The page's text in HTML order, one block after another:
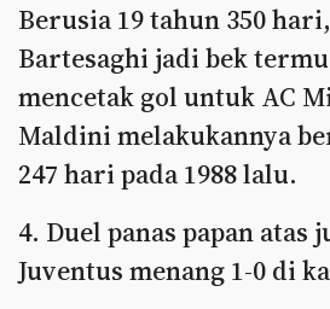
Berusia 19 tahun 350
Bartesaghi jadi bek
mencetak gol untuk AC
Maldini melakukannya
247 hari pada 1988 lalu.
4. Duel panas papan atas
Juventus menang 1-0 di